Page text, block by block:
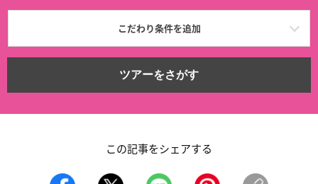
こだわり条件を追加
ツアーをさがす
この記事をシェアする